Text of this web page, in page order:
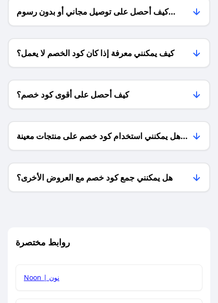
كيف أحصل على توصيل مجاني أو بدون رسوم
الشحن ؟
كيف يمكنني معرفة إذا كان كود الخصم لا يعمل؟
كيف أحصل على أقوى كود خصم؟
هل يمكنني استخدام كود خصم على منتجات معينة
فقط؟
هل يمكنني جمع كود خصم مع العروض الأخرى؟
روابط مختصرة
Noon | نون